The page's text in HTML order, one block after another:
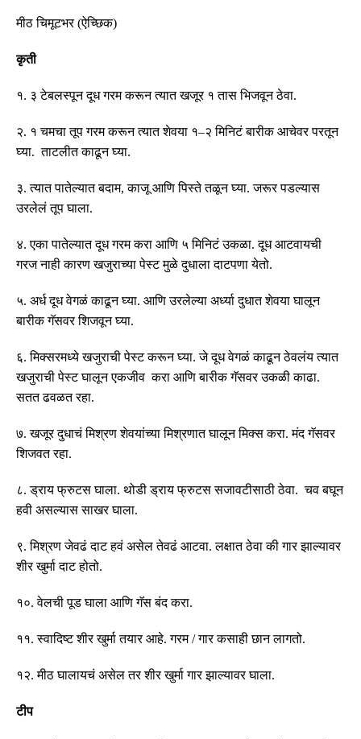
मीठ चिमूटभर(ऐच्छिक)
कृती
१. ३ टेबलस्पून दूध गरम करून त्यात खजूर १ तास भिजवून ठेवा.
२. १ चमचा तूप गरम करून त्यात शेवया १–२ मिनिटं बारीक आचेवर परतून
घ्या.ताटलीत काढून घ्या.
३.त्यात पातेल्यात बदाम,काजू आणि पिस्ते तळून घ्या.जरूर पडल्यास
उरलेलं तूप घाला.
४.एका पातेल्यात दूध गरम करा आणि ५ मिनिटं उकळा.दूध आटवायची
गरज नाही कारण खजुराच्या पेस्ट मुळे दुधाला दाटपणा येतो.
५. अर्ध दूध वेगळं काढून घ्या. आणि उरलेल्या अर्ध्या दुधात शेवया घालून
बारीक गॅसवर शिजवून घ्या.
६.मिक्सरमध्ये खजुराची पेस्ट करून घ्या.जे दूध वेगळं काढून ठेवलंय त्यात
खजुराची पेस्ट घालून एकजीव करा आणि बारीक गॅसवर उकळी काढा.
सतत ढवळत रहा.
७.खजूर दुधाचं मिश्रण शेवयांच्या मिश्रणात घालून मिक्स करा.मंद गॅसवर
शिजवत रहा.
८.ड्राय फ्रुटस घाला. थोडी ड्राय फ्रुटस सजावटीसाठी ठेवा.चव बघून
हवी असल्यास साखर घाला.
९.मिश्रण जेवढं दाट हवं असेल तेवढं आटवा.लक्षात ठेवा की गार झाल्यावर
शीर खुर्मा दाट होतो.
१०.वेलची पूड घाला आणि गॅस बंद करा.
११.स्वादिष्ट शीर खुर्मा तयार आहे.गरम/गार कसाही छान लागतो.
१२.मीठ घालायचं असेल तर शीर खुर्मा गार झाल्यावर घाला.
टीप